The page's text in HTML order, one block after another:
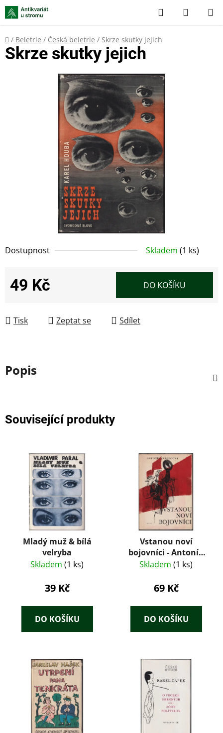
Přejít
na
obsah
Hledat
KOŠÍK
Domů
/ Beletrie / Česká beletrie / Skrze skutky jejich
Dostupnost Skladem (1 ks)
49 Kč DO KOŠÍKU
Tisk Zeptat se Sdílet
Skrze skutky jejich
Popis
Související produkty
Mladý muž & bílá
velryba
Skladem (1 ks)
39 Kč
DO KOŠÍKU
Vstanou noví
bojovníci - Antonín
Zápotocký
Skladem (1 ks)
69 Kč
DO KOŠÍKU